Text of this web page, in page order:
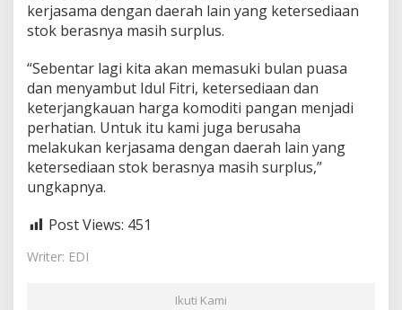
kerjasama dengan daerah lain yang ketersediaan
stok berasnya masih surplus.
“Sebentar lagi kita akan memasuki bulan puasa
dan menyambut Idul Fitri, ketersediaan dan
keterjangkauan harga komoditi pangan menjadi
perhatian. Untuk itu kami juga berusaha
melakukan kerjasama dengan daerah lain yang
ketersediaan stok berasnya masih surplus,”
ungkapnya.
Post Views: 451
Writer: EDI
Ikuti Kami